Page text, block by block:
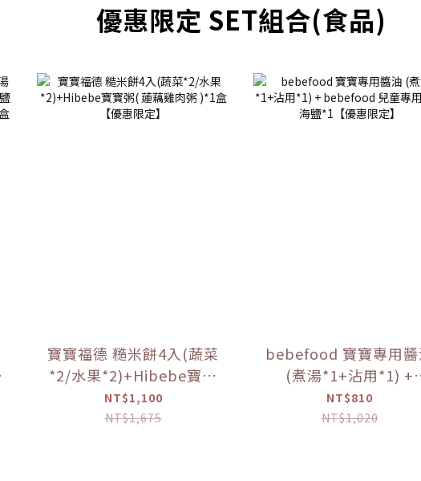
優惠限定 SET組合(食品)
寶寶福德 糙米餅4入(蔬菜
*2/水果*2)+Hibebe寶寶
粥( 蓮藕雞肉粥 )*1盒 【優
惠限定】
NT$1,100
NT$1,675
bebefood 寶寶專用
(煮湯*1+沾用*1) +
bebefood 兒童專用
海鹽*1【優惠限定】
NT$810
NT$1,020